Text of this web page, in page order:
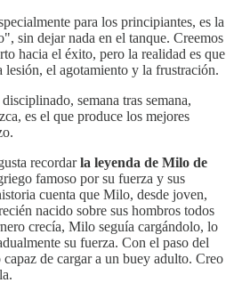
para los principiantes, es la
sin dejar nada en el tanque. Creemos
hacia el éxito, pero la realidad es que
lesión, el agotamiento y la frustración.
semana tras semana,
es el que produce los mejores
recordarla leyenda de Milo de
famoso por su fuerza y sus
cuenta que Milo, desde joven,
nacido sobre sus hombros todos
crecía, Milo seguía cargándolo, lo
su fuerza. Con el paso del
de cargar a un buey adulto. Creo